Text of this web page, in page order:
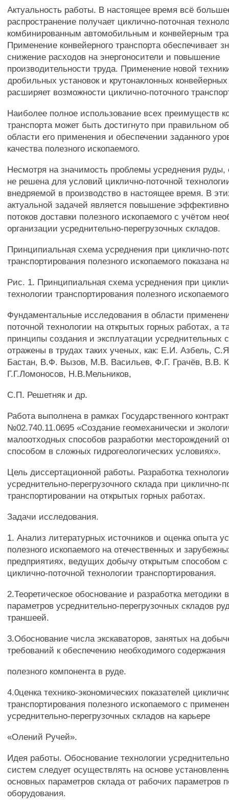
Актуальность работы. В настоящее время всё
распространение получает циклично-поточная
комбинированным автомобильным и конвейерным
Применение конвейерного транспорта обеспечивает
снижение расходов на энергоносители и повышение
производительности труда. Применение новой
дробильных установок и крутонаклонных
расширяет возможности циклично-поточного
Наиболее полное использование всех преимуществ
транспорта может быть достигнуто при правильном
области его применения и обеспечении заданного
качества полезного ископаемого.
Несмотря на значимость проблемы усреднения руды,
не решена для условий циклично-поточной
внедряемой в производство в настоящее время. В
актуальной задачей является повышение
потоков доставки полезного ископаемого с учётом
организации усреднительно-перегрузочных складов.
Принципиальная схема усреднения при циклично-
транспортирования полезного ископаемого показана
Рис. 1. Принципиальная схема усреднения при
технологии транспортирования полезного ископаемого
Фундаментальные исследования в области
поточной технологии на открытых горных работах, а
принципы создания и эксплуатации усреднительных
отражены в трудах таких ученых, как: Е.И. Азбель,
Бастан, В.Ф. Вызов, М.В. Васильев, Ф.Г. Грачёв, В.В.
Г.Г.Ломоносов, Н.В.Мельников,
С.П. Решетняк и др.
Работа выполнена в рамках Государственного
№02.740.11.0695 «Создание геомеханически и
малоотходных способов разработки месторождений
способом в сложных гидрогеологических условиях».
Цель диссертационной работы. Разработка
усреднительно-перегрузочного склада при циклично-
транспортировании на открытых горных работах.
Задачи исследования.
1. Анализ литературных источников и оценка опыта
полезного ископаемого на отечественных и
предприятиях, ведущих добычу открытым способом
циклично-поточной технологии транспортирования.
2.Теоретическое обоснование и разработка методики
параметров усреднительно-перегрузочных складов
траншеей.
3.Обоснование числа экскаваторов, занятых на
требований к обеспечению необходимого содержания
полезного компонента в руде.
4.0ценка технико-экономических показателей
транспортирования полезного ископаемого с
усреднительно-перегрузочных складов на карьере
«Олений Ручей».
Идея работы. Обоснование технологии
систем следует осуществлять на основе
основных параметров склада от рабочих параметров
оборудования.